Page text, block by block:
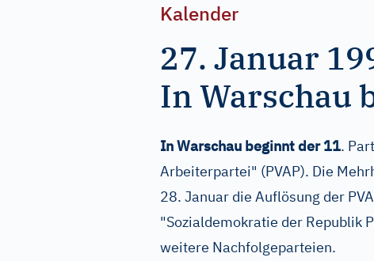
Kalender
27. Januar
In Warschau
In Warschau beginnt der 11.
Arbeiterpartei" (PVAP). Die
28. Januar die Auflösung der
"Sozialdemokratie der Republik
weitere Nachfolgeparteien.